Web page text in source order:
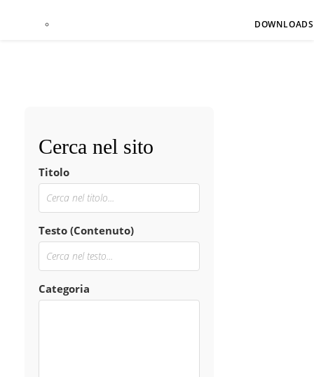
DOWNLOADS
Cerca nel sito
Titolo
Testo (Contenuto)
Categoria